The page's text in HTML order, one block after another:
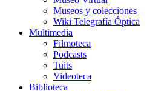
Museos y colecciones
Wiki Telegrafía Óptica
Multimedia
Filmoteca
Podcasts
Tuits
Videoteca
Biblioteca